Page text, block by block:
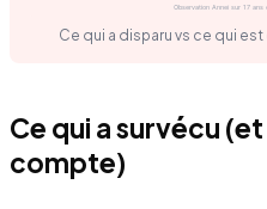
Observation Annei sur 17 ans
Ce qui a disparu vs ce qui
Ce qui a survécu
compte)